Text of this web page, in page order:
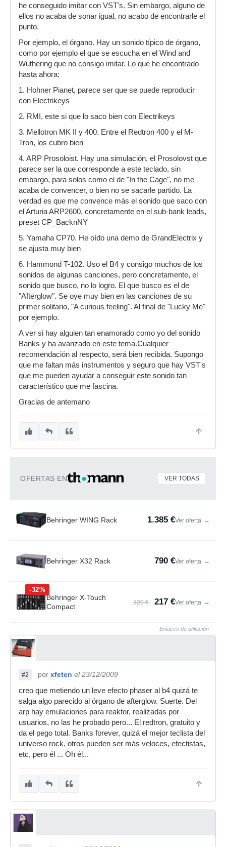
he conseguido imitar con VST's. Sin embargo, alguno de
ellos no acaba de sonar igual, no acabo de encontrarle el
punto.
Por ejemplo, el órgano. Hay un sonido típico de órgano,
como por ejemplo el que se escucha en el Wind and
Wuthering que no consigo imitar. Lo que he encontrado
hasta ahora:
1. Hohner Pianet, parece ser que se puede reproducir
con Electrikeys
2. RMI, este si que lo saco bien con Electrikeys
3. Mellotron MK II y 400. Entre el Redtron 400 y el M-
Tron, los cubro bien
4. ARP Prosoloist. Hay una simulación, el Prosolovst que
parece ser la que corresponde a este teclado, sin
embargo, para solos como el de "In the Cage", no me
acaba de convencer, o bien no se sacarle partido. La
verdad es que me convence más el sonido que saco con
el Arturia ARP2600, concretamente en el sub-bank leads,
preset CP_BacknNY
5. Yamaha CP70. He oído una demo de GrandElectrix y
se ajusta muy bien
6. Hammond T-102. Uso el B4 y consigo muchos de los
sonidos de algunas canciones, pero concretamente, el
sonido que busco, no lo logro. El que busco es el de
"Afterglow". Se oye muy bien en las canciones de su
primer solitario, "A curious feeling". Al final de "Lucky Me"
por ejemplo.
A ver si hay alguien tan enamorado como yo del sonido
Banks y ha avanzado en este tema.Cualquier
recomendación al respecto, será bien recibida. Supongo
que me faltan más instrumentos y seguro que hay VST's
que me pueden ayudar a conseguir este sonido tan
característico que me fascina.
Gracias de antemano
OFERTAS EN VER TODAS
Behringer WING Rack 1.385 €Ver oferta →
Behringer X32 Rack 790 €Ver oferta →
-32%
Behringer X-Touch
Compact
320 € 217 €Ver oferta →
Enlaces de afiliación
#2 por xfeten el 23/12/2009
creo que metiendo un leve efecto phaser al b4 quizá te
salga algo parecido al órgano de afterglow. Suerte. Del
arp hay emulaciones para reaktor, realizadas por
usuarios, no las he probado pero... El redtron, gratuito y
da el pego total. Banks forever, quizá el mejor teclista del
universo rock, otros pueden ser más veloces, efectistas,
etc, pero él ... Oh él...